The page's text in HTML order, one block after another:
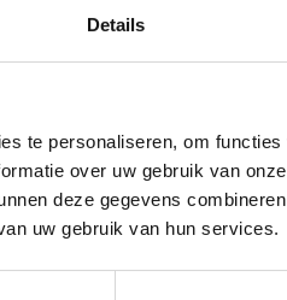
Details
te personaliseren, om
over uw gebruik van
deze gegevens
uw gebruik van hun services.
zwaar afkeurpunt.